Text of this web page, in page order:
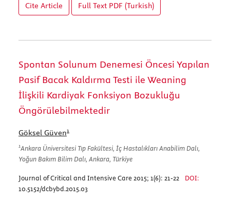
Cite Article Full Text PDF (Turkish)
Spontan Solunum Denemesi Öncesi Yapılan
Pasif Bacak Kaldırma Testi ile Weaning
İlişkili Kardiyak Fonksiyon Bozukluğu
Öngörülebilmektedir
Göksel Güven1
1Ankara Üniversitesi Tıp Fakültesi, İç Hastalıkları Anabilim Dalı,
Yoğun Bakım Bilim Dalı, Ankara, Türkiye
Journal of Critical and Intensive Care 2015; 1(6): 21-22
DOI:
10.5152/dcbybd.2015.03